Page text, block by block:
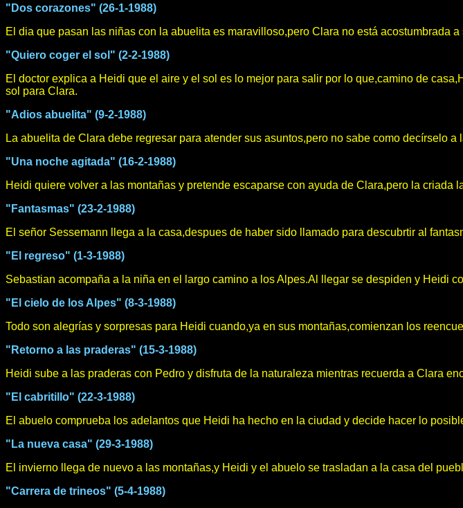
"Dos corazones" (26-1-1988)
El dia que pasan las niñas con la abuelita es maravilloso,pero Clara no está acostumbrada
"Quiero coger el sol" (2-2-1988)
El doctor explica a Heidi que el aire y el sol es lo mejor para salir por lo que,camino de
sol para Clara.
"Adios abuelita" (9-2-1988)
La abuelita de Clara debe regresar para atender sus asuntos,pero no sabe como decírselo a
"Una noche agitada" (16-2-1988)
Heidi quiere volver a las montañas y pretende escaparse con ayuda de Clara,pero la criada
"Fantasmas" (23-2-1988)
El señor Sessemann llega a la casa,despues de haber sido llamado para descubrtir al
"El regreso" (1-3-1988)
Sebastian acompaña a la niña en el largo camino a los Alpes.Al llegar se despiden y Heidi
"El cielo de los Alpes" (8-3-1988)
Todo son alegrías y sorpresas para Heidi cuando,ya en sus montañas,comienzan los
"Retorno a las praderas" (15-3-1988)
Heidi sube a las praderas con Pedro y disfruta de la naturaleza mientras recuerda a Clara
"El cabritillo" (22-3-1988)
El abuelo comprueba los adelantos que Heidi ha hecho en la ciudad y decide hacer lo
"La nueva casa" (29-3-1988)
El invierno llega de nuevo a las montañas,y Heidi y el abuelo se trasladan a la casa del
"Carrera de trineos" (5-4-1988)